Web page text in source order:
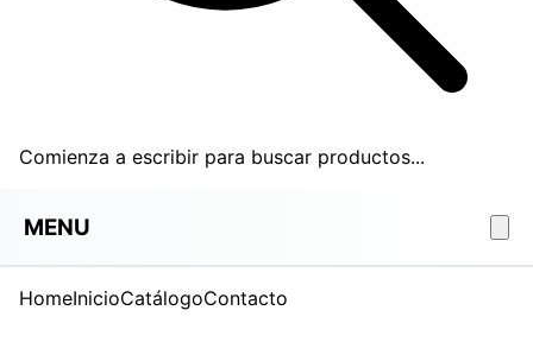
Comienza a escribir para buscar productos...
MENU
HomeInicioCatálogoContacto